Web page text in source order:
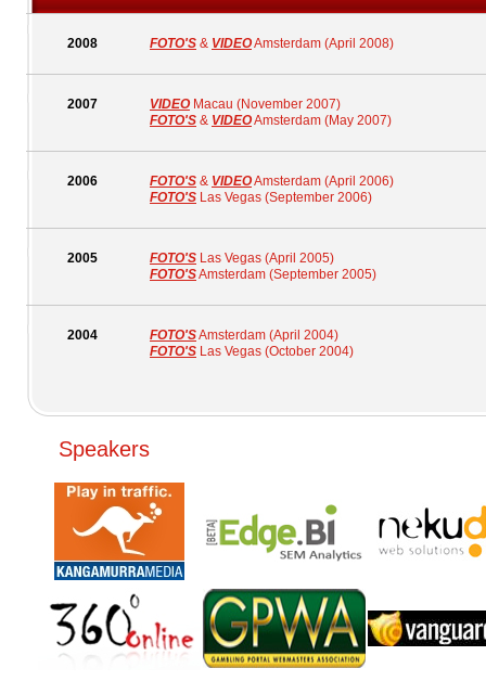
2008 FOTO'S & VIDEOAmsterdam (April 2008)
2007 VIDEO Macau (November 2007)
FOTO'S & VIDEOAmsterdam (May 2007)
2006 FOTO'S & VIDEOAmsterdam (April 2006)
FOTO'S Las Vegas (September 2006)
2005 FOTO'S Las Vegas (April 2005)
FOTO'SAmsterdam (September 2005)
2004 FOTO'SAmsterdam (April 2004)
FOTO'S Las Vegas (October 2004)
Speakers